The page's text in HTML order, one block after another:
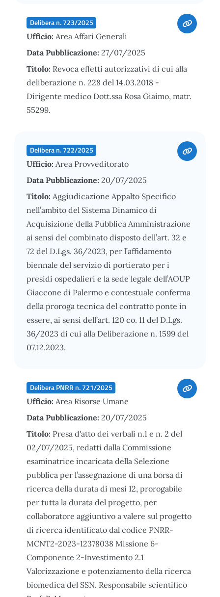
Delibera n. 723/2025
Ufficio: Area Affari Generali
Data Pubblicazione: 27/07/2025
Titolo: Revoca effetti autorizzativi di cui alla
deliberazione n. 228 del 14.03.2018 -
Dirigente medico Dott.ssa Rosa Giaimo, matr.
55299.
Delibera n. 722/2025
Ufficio: Area Provveditorato
Data Pubblicazione: 20/07/2025
Titolo: Aggiudicazione Appalto Specifico
nell’ambito del Sistema Dinamico di
Acquisizione della Pubblica Amministrazione
ai sensi del combinato disposto dell’art. 32 e
72 del D.Lgs. 36/2023, per l’affidamento
biennale del servizio di portierato per i
presidi ospedalieri e la sede legale dell’AOUP
Giaccone di Palermo e contestuale conferma
della proroga tecnica del contratto ponte in
essere, ai sensi dell’art. 120 co. 11 del D.Lgs.
36/2023 di cui alla Deliberazione n. 1599 del
07.12.2023.
Delibera PNRR n. 721/2025
Ufficio: Area Risorse Umane
Data Pubblicazione: 20/07/2025
Titolo: Presa d'atto dei verbali n.1 e n. 2 del
02/07/2025, redatti dalla Commissione
esaminatrice incaricata della Selezione
pubblica per l’assegnazione di una borsa di
ricerca della durata di mesi 12, prorogabile
per tutta la durata del progetto, per
collaboratore aggiuntivo a valere sul progetto
di ricerca identificato dal codice PNRR-
MCNT2-2023-12378038 Missione 6-
Componente 2-Investimento 2.1
Valorizzazione e potenziamento della ricerca
biomedica del SSN. Responsabile scientifico